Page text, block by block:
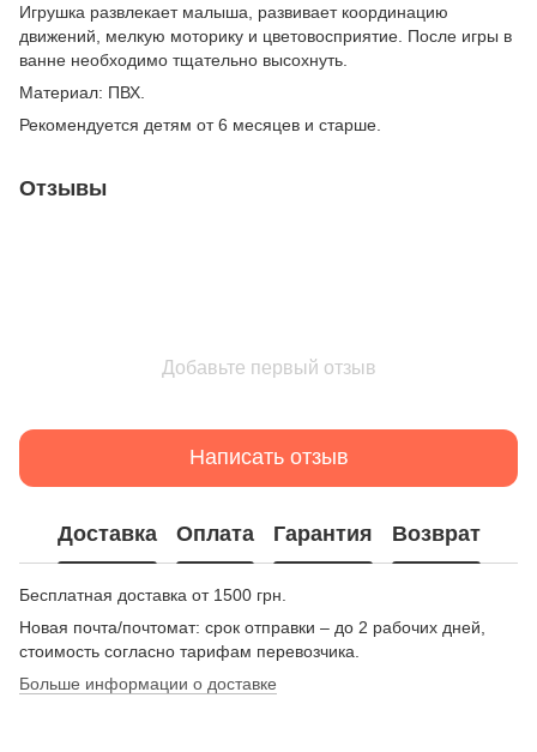
Игрушка развлекает малыша, развивает координацию
движений, мелкую моторику и цветовосприятие. После игры в
ванне необходимо тщательно высохнуть.
Материал: ПВХ.
Рекомендуется детям от 6 месяцев и старше.
Отзывы
Добавьте первый отзыв
Написать отзыв
Доставка Оплата Гарантия Возврат
Бесплатная доставка от 1500 грн.
Новая почта/почтомат: срок отправки – до 2 рабочих дней,
стоимость согласно тарифам перевозчика.
Больше информации о доставке